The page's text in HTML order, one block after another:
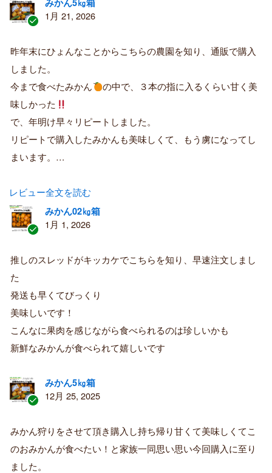
証
済
み
購
者
みかん5㎏箱
1月 21, 2026
昨年末にひょんなことからこちらの農園を知り、通販で購入
しました。
今まで食べたみかん
の中で、３本の指に入るくらい甘く美
味しかった
で、年明け早々リピートしました。
リピートで購入したみかんも美味しくて、もう虜になってし
まいます。…
レビュー全文を読む
証
済
購
者
みかん02㎏箱
1月 1, 2026
推しのスレッドがキッカケでこちらを知り、早速注文しまし
た
発送も早くてびっくり
美味しいです！
こんなに果肉を感じながら食べられるのは珍しいかも
新鮮なみかんが食べられて嬉しいです
証
済
み
購
みかん5㎏箱
12月 25, 2025
みかん狩りをさせて頂き購入し持ち帰り甘くて美味しくてこ
のおみかんが食べたい！と家族一同思い思い今回購入に至り
ました。